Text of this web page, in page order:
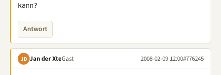
kann?
Antwort
JD Jan der XteGast 2008-02-09 12:00#776245